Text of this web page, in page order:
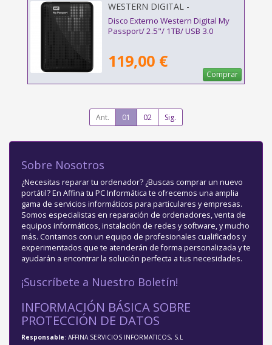
WESTERN DIGITAL -
WDBYVG0010BBK-WESN
Disco Externo Western Digital My
Passport/ 2.5"/ 1TB/ USB 3.0
119,00 €
Comprar
Ant. 01 02 Sig.
Sobre Nosotros
¿Necesitas reparar tu ordenador? ¿Buscas comprar un nuevo
portátil? En Affina tu PC Informática te ofrecemos una amplia
gama de servicios informáticos para particulares y empresas.
Somos especialistas en reparación de ordenadores, venta de
equipos informáticos, instalación de redes y software, y mucho
más. Contamos con un equipo de profesionales cualificados y
experimentados que te atenderán de forma personalizada y te
ayudarán a encontrar la solución perfecta a tus necesidades.
¡Suscríbete a Nuestro Boletín!
INFORMACIÓN BÁSICA SOBRE
PROTECCIÓN DE DATOS
Responsable: AFFINA SERVICIOS INFORMATICOS, S.L